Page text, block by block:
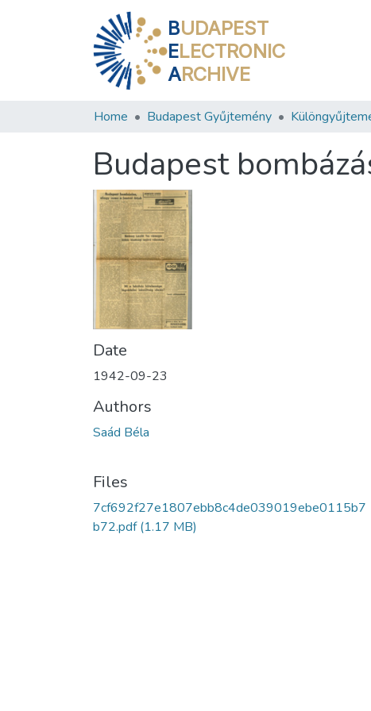
BUDAPEST
ELECTRONIC
ARCHIVE
Home Budapest Gyűjtemény
Budapest
Date
1942-09-23
Authors
Saád Béla
Files
7cf692f27e1807ebb8c4de039019ebe0115b7
b72.pdf(1.17 MB)